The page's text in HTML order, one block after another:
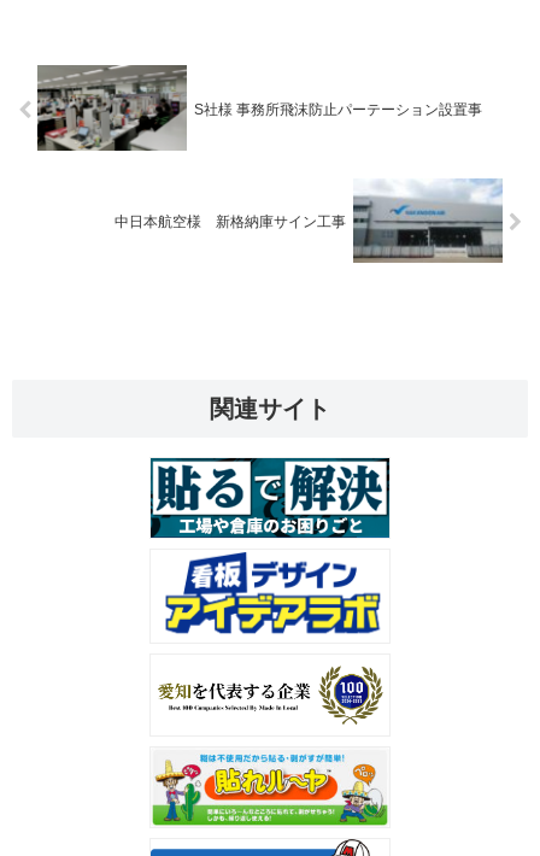
― Scroll
S社様 事務所飛沫防止パーテーション設置事
中日本航空様 新格納庫サイン工事
関連サイト